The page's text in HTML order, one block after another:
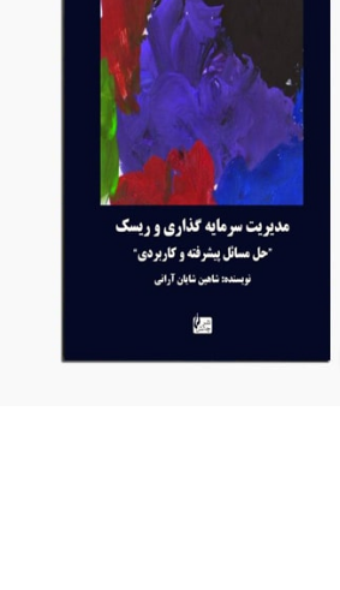
برای بزرگنمایی کلیک کنید